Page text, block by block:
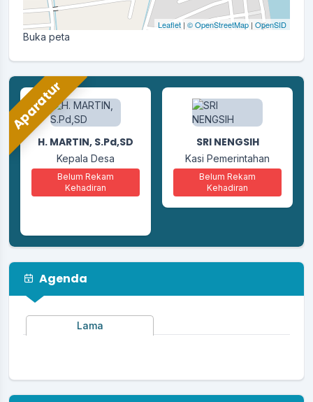
Leaflet | © OpenStreetMap | OpenSID
Buka peta
Aparatur
H. MARTIN, S.Pd,SD
Kepala Desa
Belum Rekam
Kehadiran
ANDI ZAIDUL KHAIR,
S.Kom
Kaur Perencanaan
Belum Rekam
SRI NENGSIH
Kasi Pemerintahan
Belum Rekam
Kehadiran
Agenda
Lama